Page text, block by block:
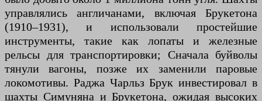
управлялись англичанами, включая Брукетона
(1910–1931), и использовали простейшие
инструменты, такие как лопаты и железные
рельсы для транспортировки; Сначала буйволы
тянули вагоны, позже их заменили паровые
локомотивы. Раджа Чарльз Брук инвестировал в
шахты Симуняна и Брукетона, ожидая высоких